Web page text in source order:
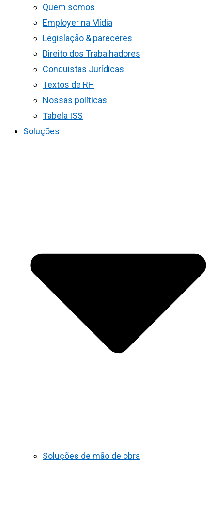
Quem somos
Employer na Mídia
Legislação & pareceres
Direito dos Trabalhadores
Conquistas Jurídicas
Textos de RH
Nossas políticas
Tabela ISS
Soluções
Soluções de mão de obra